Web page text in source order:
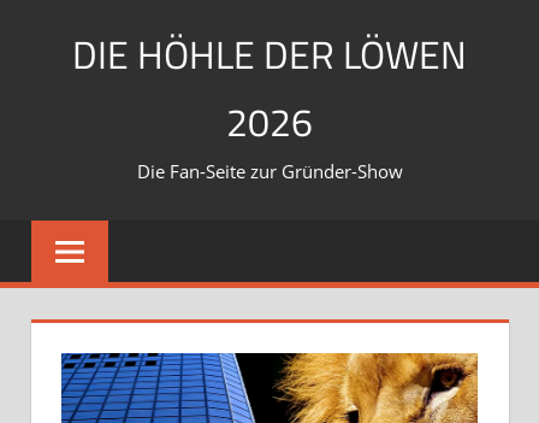
DIE HÖHLE DER LÖWEN
2026
Die Fan-Seite zur Gründer-Show